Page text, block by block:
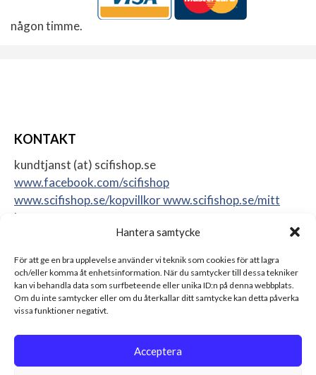
Hantera samtycke
För att ge en bra upplevelse använder vi teknik som cookies för att lagra
och/eller komma åt enhetsinformation. När du samtycker till dessa tekniker
kan vi behandla data som surfbeteende eller unika ID:n på denna webbplats.
Om du inte samtycker eller om du återkallar ditt samtycke kan detta påverka
vissa funktioner negativt.
Acceptera
någon timme.
KONTAKT
kundtjanst (at) scifishop.se
www.facebook.com/scifishop
www.scifishop.se/kopvillkorwww.scifishop.se/mitt
konto
17562 Järfälla
Sweden